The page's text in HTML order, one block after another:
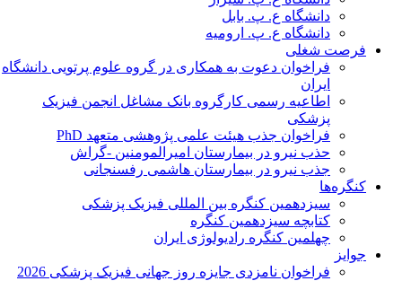
دانشگاه ع. پ. بابل
دانشگاه ع. پ. ارومیه
فرصت شغلی
فراخوان دعوت به همکاری در گروه علوم پرتویی دانشگاه
ایران
اطاعیه رسمی کارگروه بانک مشاغل انجمن فیزیک
پزشکی
فراخوان جذب هیئت علمی پژوهشی متعهد PhD
حذب نیرو در بیمارستان امیرالمومنین -گراش
جذب نیرو در بیمارستان هاشمی رفسنجانی
کنگره‌ها
سیزدهمین کنگره بین المللی فیزیک پزشکی
کتابچه سیزدهمین کنگره
چهلمین کنگره رادیولوژی ایران
جوایز
فراخوان نامزدی جایزه روز جهانی فیزیک پزشکی 2026